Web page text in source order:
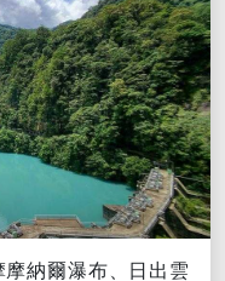
納爾瀑布、日出雲